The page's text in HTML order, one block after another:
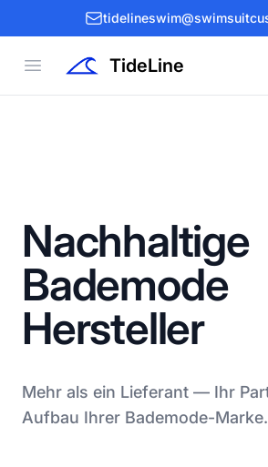
Open menu TideLine
Nachhaltige
Bademode
Hersteller
Mehr als ein Lieferant — Ihr
Aufbau Ihrer Bademode-Marke.